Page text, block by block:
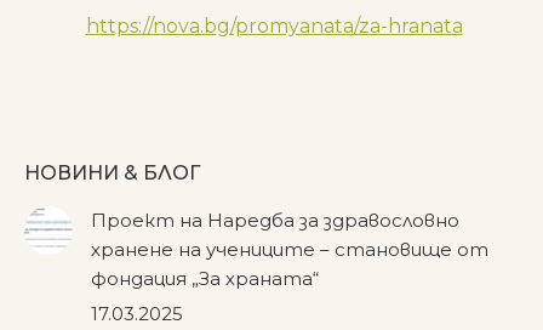
https://nova.bg/promyanata/za-hranata
НОВИНИ & БЛОГ
Проект на Наредба за здравословно
хранене на учениците – становище от
фондация „За храната“
17.03.2025